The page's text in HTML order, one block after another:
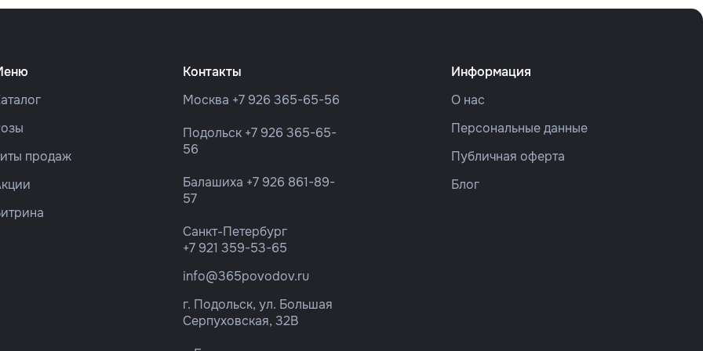
продаж
Контакты
Москва +7 926 365-65-56
Подольск +7 926 365-65-
56
Балашиха +7 926 861-89-
57
Санкт-Петербург
+7 921 359-53-65
info@365povodov.ru
г. Подольск, ул. Большая
Серпуховская, 32В
Информация
О нас
Персональные данные
Публичная оферта
Блог